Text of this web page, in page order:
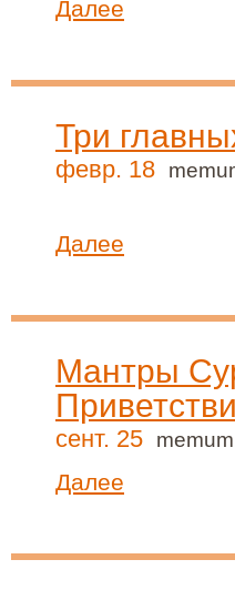
Далее
Три
февр. 18
Далее
Мантры
сент. 25
Далее